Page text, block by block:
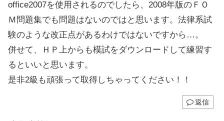
office2007を使用されるのでしたら、2008年版のＦＯ
Ｍ問題集でも問題はないのではと思います。法律系試
験のような改正点があるわけではないですから…。
併せて、ＨＰ上からも模試をダウンロードして練習す
るといいと思います。
是非2級も頑張って取得しちゃってください！！
返信